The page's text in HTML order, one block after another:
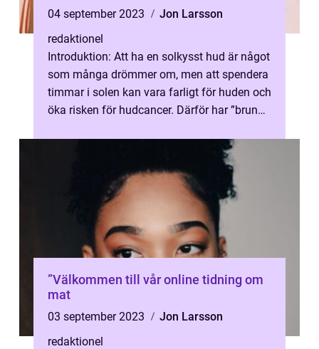
04 september 2023
Jon Larsson
redaktionel
Introduktion: Att ha en solkysst hud är något
som många drömmer om, men att spendera
timmar i solen kan vara farligt för huden och
öka risken för hudcancer. Därför har ”brun
”Välkommen till vår online tidning om
mat
03 september 2023
Jon Larsson
redaktionel